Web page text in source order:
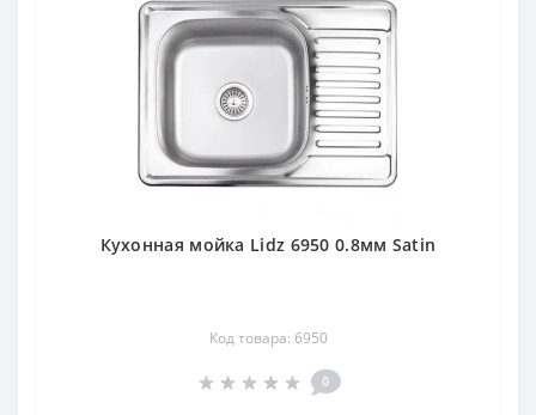
Кухонная мойка Lidz 6950 0.8мм Satin
Код товара: 6950
0